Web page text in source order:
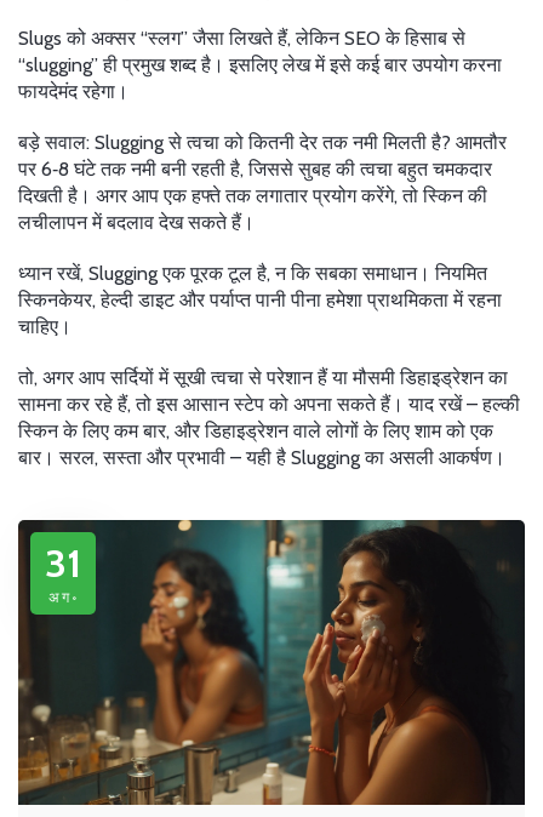
Slugs को अक्सर “स्लग” जैसा लिखते हैं, लेकिन SEO के हिसाब से
“slugging” ही प्रमुख शब्द है। इसलिए लेख में इसे कई बार उपयोग करना
फायदेमंद रहेगा।
बड़े सवाल: Slugging से त्वचा को कितनी देर तक नमी मिलती है? आमतौर
पर 6‑8 घंटे तक नमी बनी रहती है, जिससे सुबह की त्वचा बहुत चमकदार
दिखती है। अगर आप एक हफ्ते तक लगातार प्रयोग करेंगे, तो स्किन की
लचीलापन में बदलाव देख सकते हैं।
ध्यान रखें, Slugging एक पूरक टूल है, न कि सबका समाधान। नियमित
स्किनकेयर, हेल्दी डाइट और पर्याप्त पानी पीना हमेशा प्राथमिकता में रहना
चाहिए।
तो, अगर आप सर्दियों में सूखी त्वचा से परेशान हैं या मौसमी डिहाइड्रेशन का
सामना कर रहे हैं, तो इस आसान स्टेप को अपना सकते हैं। याद रखें – हल्की
स्किन के लिए कम बार, और डिहाइड्रेशन वाले लोगों के लिए शाम को एक
बार। सरल, सस्ता और प्रभावी – यही है Slugging का असली आकर्षण।
31
अग॰